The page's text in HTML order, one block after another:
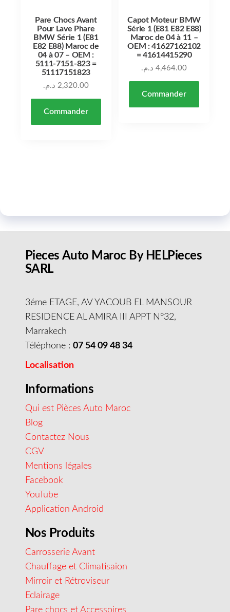
Pare Chocs Avant
Pour Lave Phare
BMW Série 1 (E81
E82 E88) Maroc de
04 à 07 – OEM :
5111-7151-823 =
51117151823
2,320.00 د.م.
Commander
Capot Moteur BMW
Série 1 (E81 E82 E88)
Maroc de 04 à 11 –
OEM : 41627162102
= 41614415290
4,464.00 د.م.
Commander
Pieces Auto Maroc By HELPieces
SARL
3éme ETAGE, AV YACOUB EL MANSOUR
RESIDENCE AL AMIRA III APPT N°32,
Marrakech
Téléphone : 07 54 09 48 34
Localisation
Informations
Qui est Pièces Auto Maroc
Blog
Contactez Nous
CGV
Mentions légales
Facebook
YouTube
Application Android
Nos Produits
Carrosserie Avant
Chauffage et Climatisaion
Mirroir et Rétroviseur
Eclairage
Pare chocs et Accessoires